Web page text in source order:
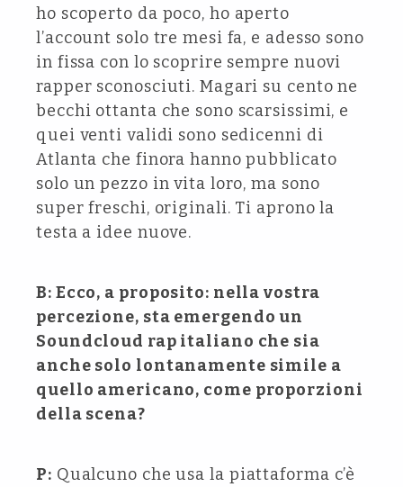
ho scoperto da poco, ho aperto
l’account solo tre mesi fa, e adesso sono
in fissa con lo scoprire sempre nuovi
rapper sconosciuti. Magari su cento ne
becchi ottanta che sono scarsissimi, e
quei venti validi sono sedicenni di
Atlanta che finora hanno pubblicato
solo un pezzo in vita loro, ma sono
super freschi, originali. Ti aprono la
testa a idee nuove.
B: Ecco, a proposito: nella vostra
percezione, sta emergendo un
Soundcloud rap italiano che sia
anche solo lontanamente simile a
quello americano, come proporzioni
della scena?
P: Qualcuno che usa la piattaforma c’è